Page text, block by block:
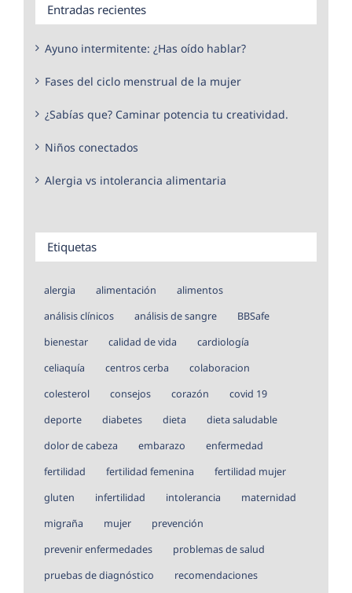
Entradas recientes
Ayuno intermitente: ¿Has oído hablar?
Fases del ciclo menstrual de la mujer
¿Sabías que? Caminar potencia tu creatividad.
Niños conectados
Alergia vs intolerancia alimentaria
Etiquetas
alergia alimentación
alimentos
análisis clínicos
análisis de sangre
BBSafe
bienestar
calidad de vida
cardiología
celiaquía
centros cerba
colaboracion
colesterol
consejos corazón
covid 19
deporte
diabetes dieta
dieta saludable
dolor de cabeza
embarazo
enfermedad
fertilidad
fertilidad femenina
fertilidad mujer
gluten
infertilidad intolerancia
maternidad
migraña
mujer
prevención
prevenir enfermedades
problemas de salud
pruebas de diagnóstico
recomendaciones